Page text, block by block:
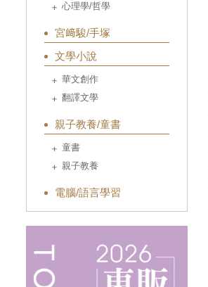
心理學/哲學
宮﨑駿/手塚
文學小說
華文創作
翻譯文學
親子教養/童書
童書
親子教養
電腦/語言學習
烘焙職人解構40款經典
果×可頌×丹麥配方公
開，輕鬆做出創意風味
麵包